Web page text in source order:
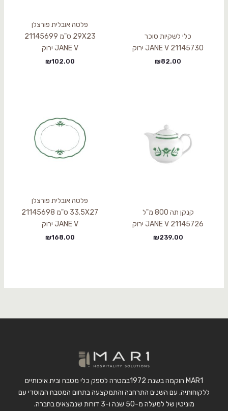
כלי לשקיות סוכר
21145730 JANE V ירוק
₪82.00
פלטה אובלית פורצלן
29X23 ס"מ 21145699
JANE V ירוק
₪102.00
קנקן תה 800 מ"ל
21145726 JANE V ירוק
₪239.00
פלטה אובלית פורצלן
33.5X27 ס"מ 21145698
JANE V ירוק
₪168.00
MAR1 הוקמה בשנת 1972במטרה לספק כלי מטבח ובית איכותיים
ללקוחותיה, עם השנים התרחבה והתמקצעה בתחום המטבח המוסדי עם
מוניטין של למעלה מ-50 שנה ו-3 דורות שנמצאים בחברה.